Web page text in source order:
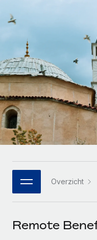
Ingewikkelde HR-
INFRASTRUCTUUR
Remote
HR naadloos in
Platform
Ingebouwde
Integraties
Flexibele global
bedrijven
Mid-market
Teams uitbreiden
Enterprise
Global HR voor
WERK MET ONS
Strategische
Een partner
Ontdek hoe je met
Ontdek valuta-
internationale
LEREN MET REMOTE
Onderzoek en
Casestudy's
HR-woordenlijst
Checklists en
Webinars
Newsroom
Nederlands
Français
Deutsch
Español
Italiano
Português (Portugal)
日本語
한국어
Overzicht
Remote